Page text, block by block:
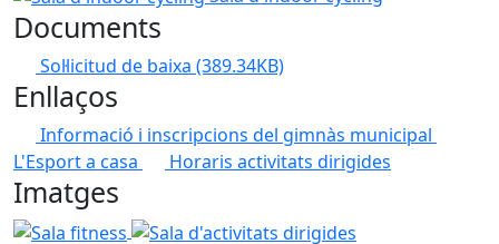
Documents
Sol·licitud de baixa (389.34KB)
Enllaços
Informació i inscripcions del gimnàs municipal
L'Esport a casa
Horaris activitats dirigides
Imatges
Sala fitness Sala d'activitats dirigides